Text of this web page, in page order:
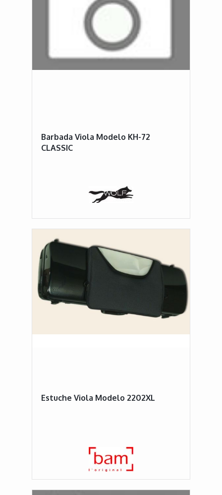
Barbada Viola Modelo KH-72
CLASSIC
Estuche Viola Modelo 2202XL